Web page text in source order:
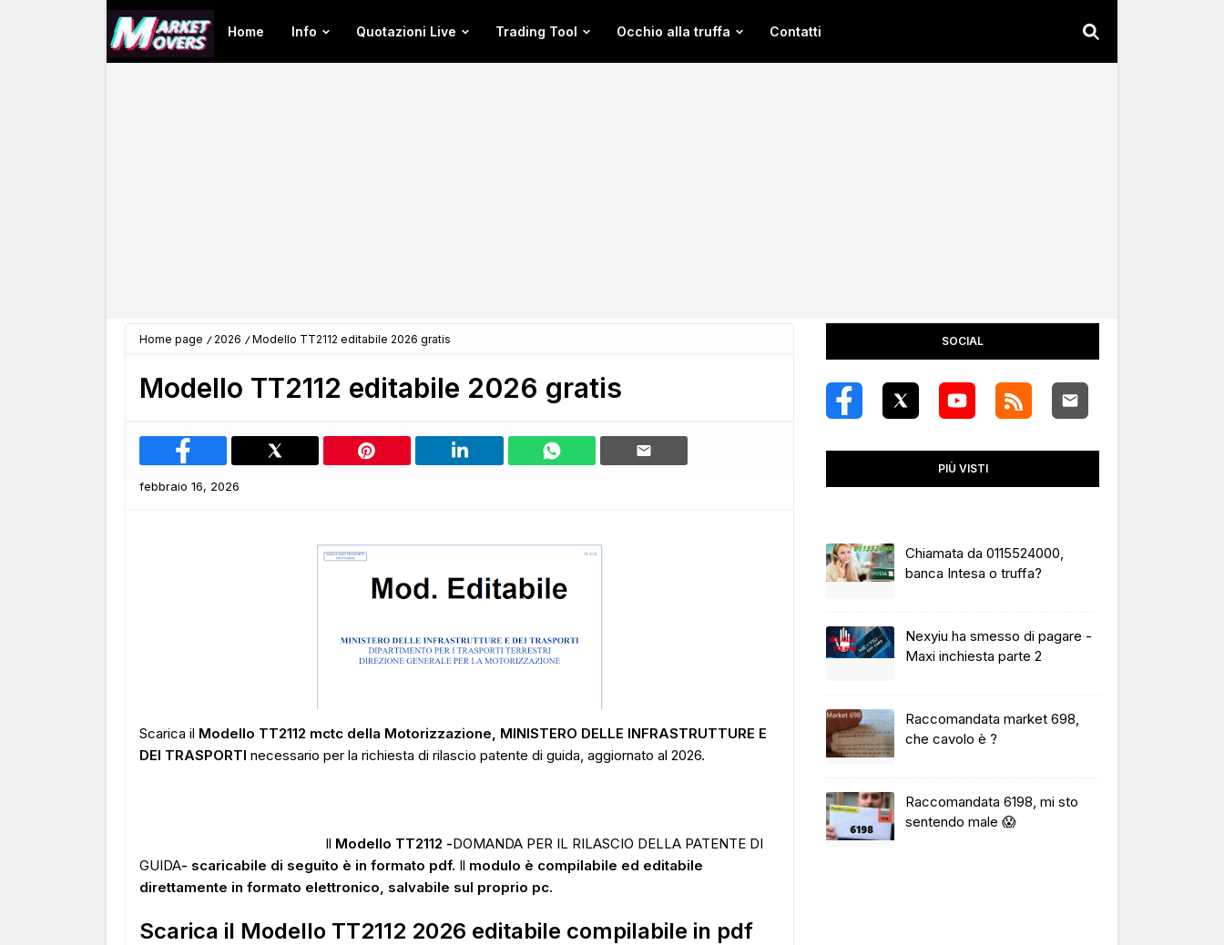
Home Info Quotazioni Live Trading Tool Occhio alla truffa Contatti
Home page 2026 Modello TT2112 editabile 2026 gratis
Modello TT2112 editabile 2026 gratis
febbraio 16, 2026
Scarica il Modello TT2112 mctc della Motorizzazione, MINISTERO DELLE INFRASTRUTTURE E
DEI TRASPORTI necessario per la richiesta di rilascio patente di guida, aggiornato al 2026.
Il Modello TT2112 -DOMANDA PER IL RILASCIO DELLA PATENTE DI
GUIDA- scaricabile di seguito è in formato pdf. Il modulo è compilabile ed editabile
direttamente in formato elettronico, salvabile sul proprio pc.
Scarica il Modello TT2112 2026 editabile compilabile in pdf
SOCIAL
PIÙ VISTI
Chiamata da 0115524000,
banca Intesa o truffa?
Nexyiu ha smesso di pagare -
Maxi inchiesta parte 2
Raccomandata market 698,
che cavolo è ?
Raccomandata 6198, mi sto
sentendo male 😱